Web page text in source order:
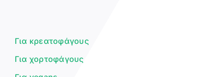
Για κρεατοφάγους
Για χορτοφάγους